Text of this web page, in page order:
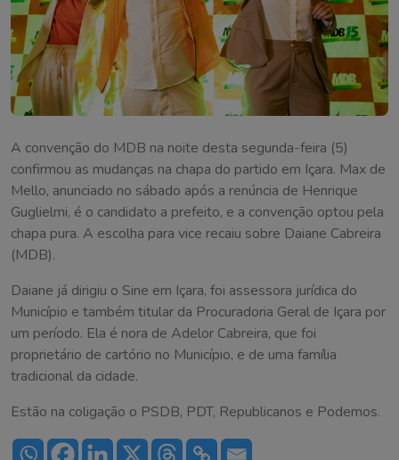
A convenção do MDB na noite desta segunda-feira (5)
confirmou as mudanças na chapa do partido em Içara. Max de
Mello, anunciado no sábado após a renúncia de Henrique
Guglielmi, é o candidato a prefeito, e a convenção optou pela
chapa pura. A escolha para vice recaiu sobre Daiane Cabreira
(MDB).
Daiane já dirigiu o Sine em Içara, foi assessora jurídica do
Município e também titular da Procuradoria Geral de Içara por
um período. Ela é nora de Adelor Cabreira, que foi
proprietário de cartório no Município, e de uma família
tradicional da cidade.
Estão na coligação o PSDB, PDT, Republicanos e Podemos.